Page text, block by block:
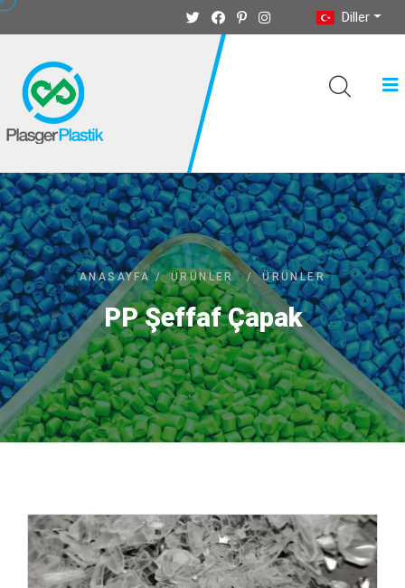
Diller
ANASAYFA / ÜRÜNLER / ÜRÜNLER
PP Şeffaf Çapak